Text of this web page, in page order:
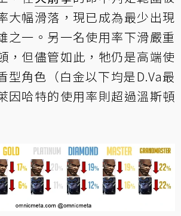
大幅滑落，現已成為最少出現
之一。另一名使用率下滑嚴重
，但儘管如此，牠仍是高端使
型角色（白金以下均是D.Va最
因哈特的使用率則超過溫斯頓